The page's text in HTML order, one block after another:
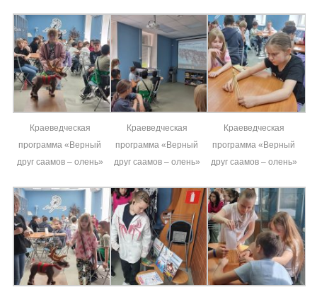
Краеведческая
программа «Верный
друг саамов – олень»
Краеведческая
программа «Верный
друг саамов – олень»
Краеведческая
программа «Верный
друг саамов – олень»